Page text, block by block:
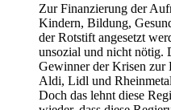
Zur Finanzierung der
Kindern, Bildung,
der Rotstift angesetzt
unsozial und nicht nötig.
Gewinner der Krisen zur
Aldi, Lidl und
Doch das lehnt diese